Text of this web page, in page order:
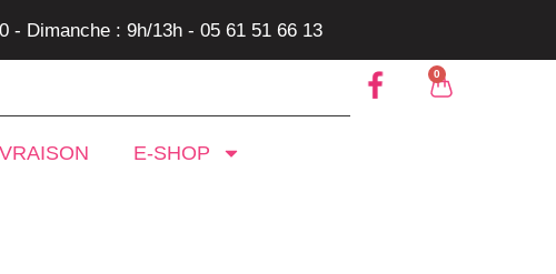
- Dimanche : 9h/13h - 05 61 51 66 13
0
E-SHOP